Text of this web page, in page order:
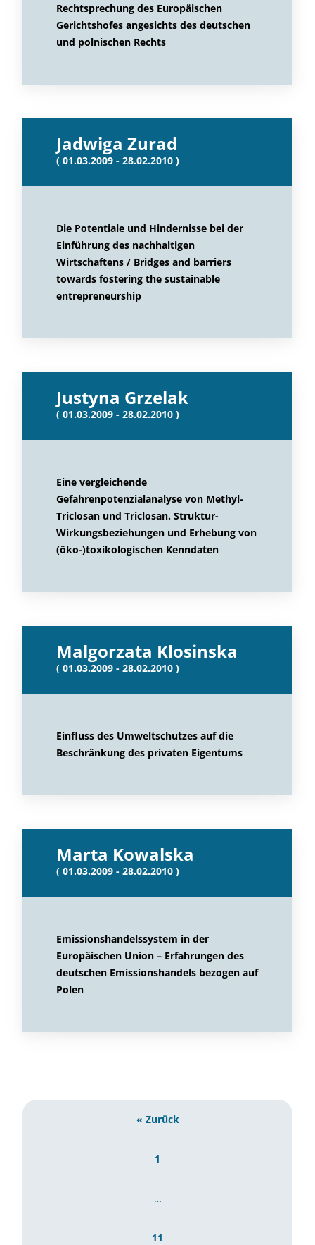
Rechtsprechung des Europäischen
Gerichtshofes angesichts des deutschen
und polnischen Rechts
Jadwiga Zurad
( 01.03.2009 - 28.02.2010 )
Die Potentiale und Hindernisse bei der
Einführung des nachhaltigen
Wirtschaftens / Bridges and barriers
towards fostering the sustainable
entrepreneurship
Justyna Grzelak
( 01.03.2009 - 28.02.2010 )
Eine vergleichende
Gefahrenpotenzialanalyse von Methyl-
Triclosan und Triclosan. Struktur-
Wirkungsbeziehungen und Erhebung von
(öko-)toxikologischen Kenndaten
Malgorzata Klosinska
( 01.03.2009 - 28.02.2010 )
Einfluss des Umweltschutzes auf die
Beschränkung des privaten Eigentums
Marta Kowalska
( 01.03.2009 - 28.02.2010 )
Emissionshandelssystem in der
Europäischen Union – Erfahrungen des
deutschen Emissionshandels bezogen auf
Polen
« Zurück
1
…
11